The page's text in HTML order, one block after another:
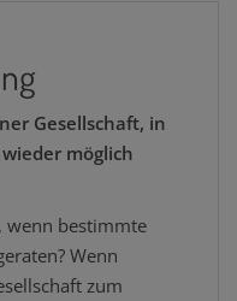
Gesellschaft, in
möglich
wenn bestimmte
Wenn
zum